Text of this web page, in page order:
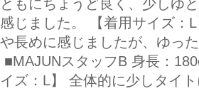
もにちょうど良く、少しゆ
じました。 【着用サイズ：
長めに感じましたが、ゆっ
■MAJUNスタッフB 身長：
ズ：L】 全体的に少しタイ